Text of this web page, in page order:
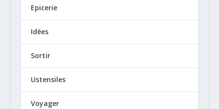
Epicerie
Idées
Sortir
Ustensiles
Voyager